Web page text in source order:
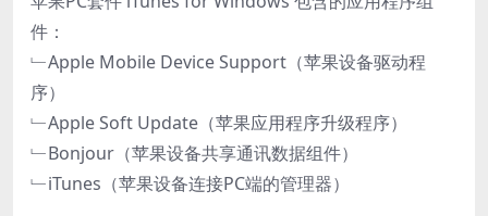
件：
﹂Apple Mobile Device Support（苹果设备驱动程
序）
﹂Apple Soft Update（苹果应用程序升级程序）
﹂Bonjour（苹果设备共享通讯数据组件）
﹂iTunes（苹果设备连接PC端的管理器）